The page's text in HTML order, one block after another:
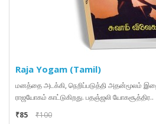
Raja Yogam (Tamil)
மனத்தை அடக்கி, நெறிப்படுத்தி அதன்மூலம்
ராஜயோகம் காட்டுகிறது. பதஞ்ஜலி யோகசூத்திர..
₹85
₹100